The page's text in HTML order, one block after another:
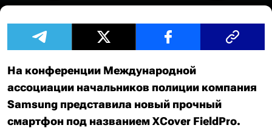
На конференции Международной
ассоциации начальников полиции компания
Samsung представила новый прочный
смартфон под названием XCover FieldPro.